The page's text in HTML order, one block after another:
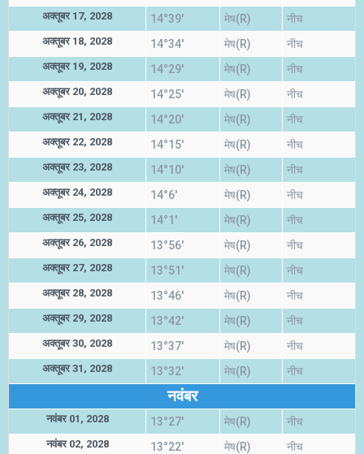
अक्तूबर 17, 2028 14°39' मेष(R) नीच
अक्तूबर 18, 2028 14°34' मेष(R) नीच
अक्तूबर 19, 2028 14°29' मेष(R) नीच
अक्तूबर 20, 2028 14°25' मेष(R) नीच
अक्तूबर 21, 2028 14°20' मेष(R) नीच
अक्तूबर 22, 2028 14°15' मेष(R) नीच
अक्तूबर 23, 2028 14°10' मेष(R) नीच
अक्तूबर 24, 2028 14°6' मेष(R) नीच
अक्तूबर 25, 2028 14°1' मेष(R) नीच
अक्तूबर 26, 2028 13°56' मेष(R) नीच
अक्तूबर 27, 2028 13°51' मेष(R) नीच
अक्तूबर 28, 2028 13°46' मेष(R) नीच
अक्तूबर 29, 2028 13°42' मेष(R) नीच
अक्तूबर 30, 2028 13°37' मेष(R) नीच
अक्तूबर 31, 2028 13°32' मेष(R) नीच
नवंबर
नवंबर 01, 2028 13°27' मेष(R) नीच
नवंबर 02, 2028 13°22' मेष(R) नीच